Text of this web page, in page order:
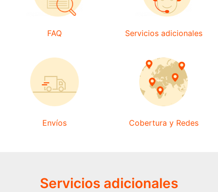
FAQ Servicios adicionales
Envíos Cobertura y Redes
Servicios adicionales